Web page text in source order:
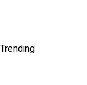
Trending